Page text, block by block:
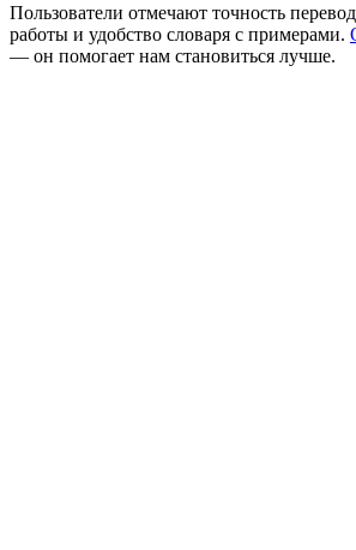
Пользователи отмечают точность
работы и удобство словаря с примерами.
— он помогает нам становиться лучше.